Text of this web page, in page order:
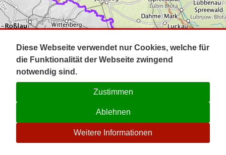
☉
Diese Webseite verwendet nur Cookies, welche für
die Funktionalität der Webseite zwingend
notwendig sind.
Zustimmen
Ablehnen
Weitere Informationen